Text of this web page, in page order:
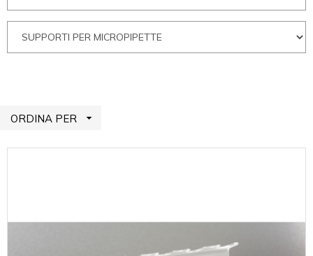
ORDINA PER 